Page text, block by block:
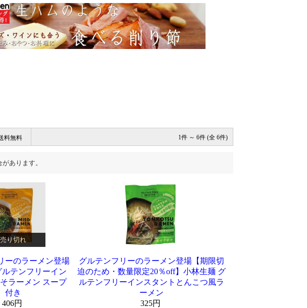
料無料 1件 ～ 6件 (全 6件)
あります。
売り切れ
ーのラーメン登場
テンフリーイン
ラーメン スープ
付き
406円
グルテンフリーのラーメン登場【期限切
迫のため・数量限定20％off】小林生麺 グ
ルテンフリーインスタントとんこつ風ラ
ーメン
325円